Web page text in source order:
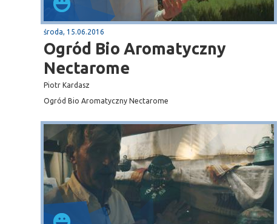
środa, 15.06.2016
Ogród Bio Aromatyczny
Nectarome
Piotr Kardasz
Ogród Bio Aromatyczny Nectarome